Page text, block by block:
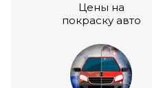
Цены на
покраску авто